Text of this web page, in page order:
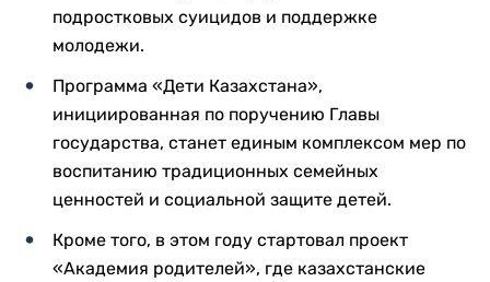
подростковых суицидов и поддержке
молодежи.
Программа «Дети Казахстана»,
инициированная по поручению Главы
государства, станет единым комплексом мер по
воспитанию традиционных семейных
ценностей и социальной защите детей.
Кроме того, в этом году стартовал проект
«Академия родителей», где казахстанские